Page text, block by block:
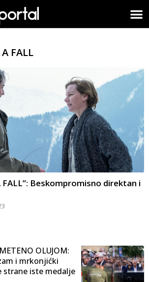
FALL
FALL”: Beskompromisno direktan i
OLUJOM:
i mrkonjićki
strane iste medalje